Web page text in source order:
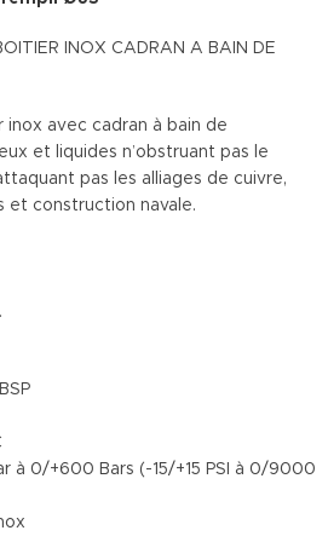
INOX CADRAN A BAIN DE
avec cadran à bain de
et liquides n’obstruant pas le
pas les alliages de cuivre,
et construction navale.
à 0/+600 Bars (-15/+15 PSI à 0/9000